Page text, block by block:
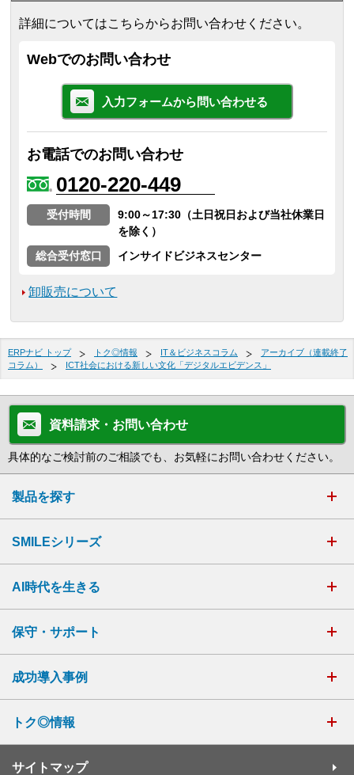
詳細についてはこちらからお問い合わせください。
Webでのお問い合わせ
入力フォームから問い合わせる
お電話でのお問い合わせ
0120-220-449
受付時間
9:00～17:30（土日祝日および当社休業日
を除く）
総合受付窓口
インサイドビジネスセンター
卸販売について
ERPナビ トップ トク◎情報 IT＆ビジネスコラム
アーカイブ（連載終了
コラム）
ICT社会における新しい文化「デジタルエビデンス」
資料請求・お問い合わせ
具体的なご検討前のご相談でも、お気軽にお問い合わせください。
製品を探す
SMILEシリーズ
AI時代を生きる
保守・サポート
成功導入事例
トク◎情報
サイトマップ